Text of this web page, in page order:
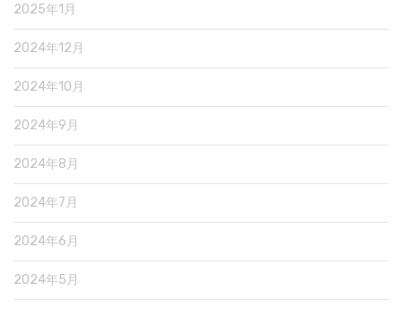
2025年1月
2024年12月
2024年10月
2024年9月
2024年8月
2024年7月
2024年6月
2024年5月